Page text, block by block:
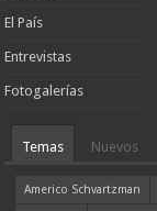
El País
Entrevistas
Fotogalerías
Temas Nuevos
Americo Schvartzman